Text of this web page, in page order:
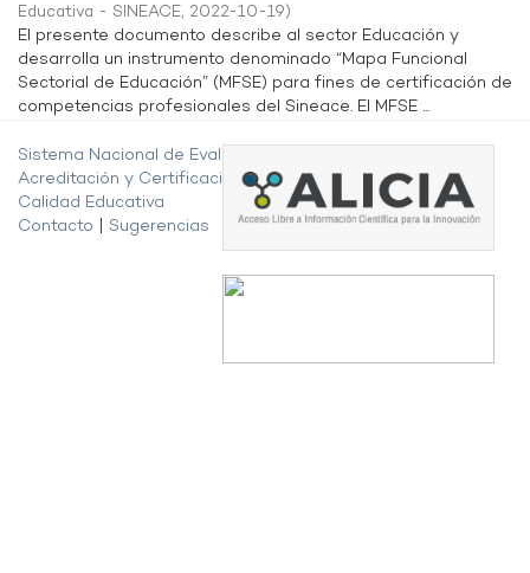
Educativa - SINEACE, 2022-10-19)
El presente documento describe al sector Educación y
desarrolla un instrumento denominado “Mapa Funcional
Sectorial de Educación” (MFSE) para fines de certificación de
competencias profesionales del Sineace. El MFSE ...
Sistema Nacional de Evaluación,
Acreditación y Certificación de la
Calidad Educativa
Contacto
Sugerencias